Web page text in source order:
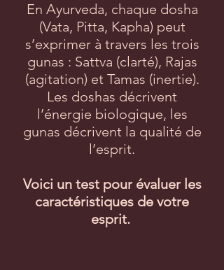
En Ayurveda, chaque dosha
(Vata, Pitta, Kapha) peut
s’exprimer à travers les trois
gunas : Sattva (clarté), Rajas
(agitation) et Tamas (inertie).
Les doshas décrivent
l’énergie biologique, les
gunas décrivent la qualité de
l’esprit.
Voici un test pour évaluer les
caractéristiques de votre
esprit.